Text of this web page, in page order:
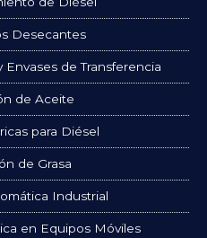
Desecantes
de Transferencia
de Aceite
para Diésel
de Grasa
Industrial
en Equipos Móviles